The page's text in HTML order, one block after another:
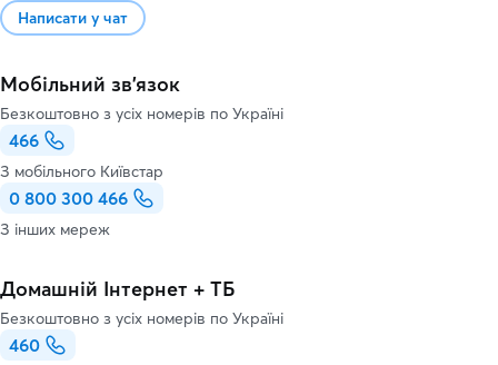
Написати у чат
Мобільний зв'язок
Безкоштовно з усіх номерів по Україні
466
З мобільного Київстар
0 800 300 466
З інших мереж
Домашній Інтернет + ТБ
Безкоштовно з усіх номерів по Україні
460